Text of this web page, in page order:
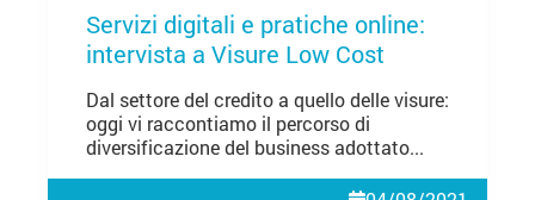
Servizi digitali e pratiche online:
intervista a Visure Low Cost
Dal settore del credito a quello delle visure:
oggi vi raccontiamo il percorso di
diversificazione del business adottato...